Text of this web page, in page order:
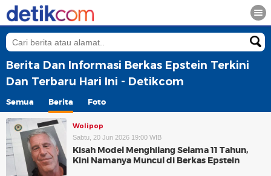
Berita Dan Informasi Berkas Epstein Terkini
Dan Terbaru Hari Ini - Detikcom
Semua Berita Foto
Wolipop
Sabtu, 20 Jun 2026 19:00 WIB
Kisah Model Menghilang Selama 11 Tahun,
Kini Namanya Muncul di Berkas Epstein